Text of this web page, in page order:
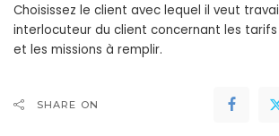
Choisissez le client avec lequel il veut
interlocuteur du client concernant les
et les missions à remplir.
SHARE ON